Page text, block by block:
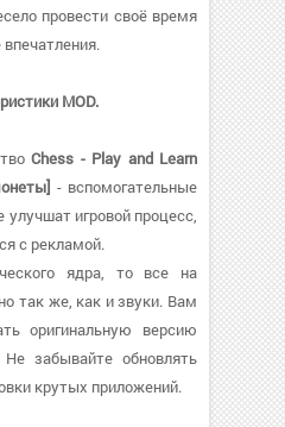
провести своё время
MOD.
Chess - Play and Learn
- вспомогательные
игровой процесс,
с рекламой.
ядра, то все на
так же, как и звуки. Вам
оригинальную версию
забывайте обновлять
крутых приложений.